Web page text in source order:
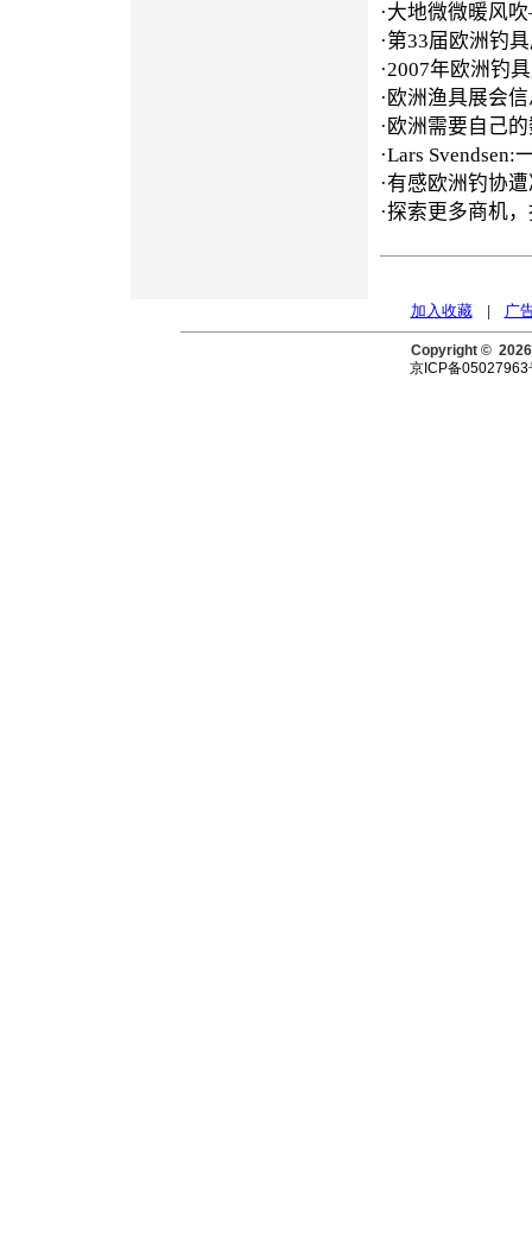
·大地微微暖风
·第33届欧洲钓
·2007年欧洲钓
· 欧洲渔具展会
· 欧洲需要自己
·Lars Svendsen:
·有感欧洲钓协
·探索更多商机